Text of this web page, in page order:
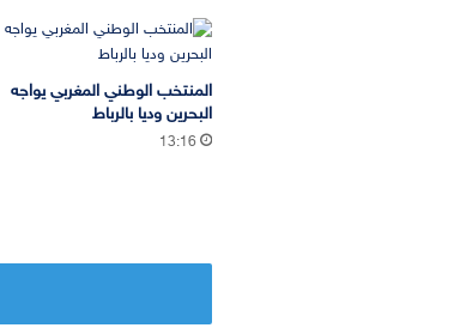
المنتخب الوطني المغربي يواجه
البحرين وديا بالرباط
13:16